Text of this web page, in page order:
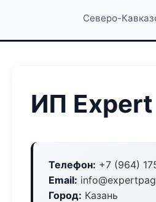
Северо-
ИП Expert
Телефон: +7 (964)
Email:
Город: Казань